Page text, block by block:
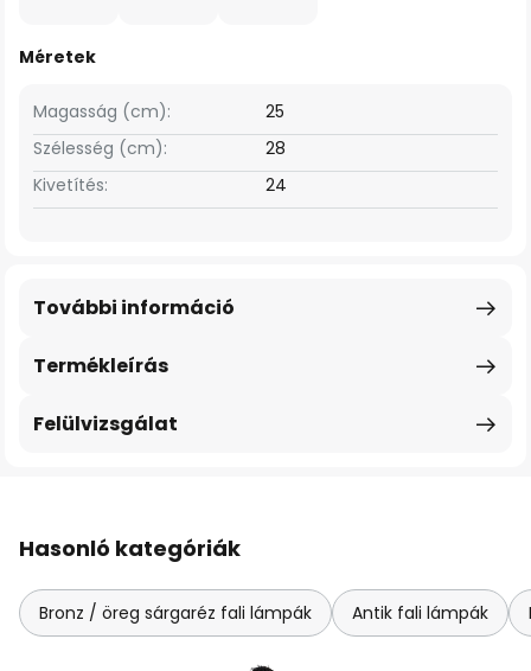
Méretek
Szélesség (cm): 28
Magasság (cm): 25
Kivetítés: 24
Termékleírás
További információ
Felülvizsgálat
Hasonló kategóriák
Bronz / öreg sárgaréz fali lámpák Antik fali lámpák